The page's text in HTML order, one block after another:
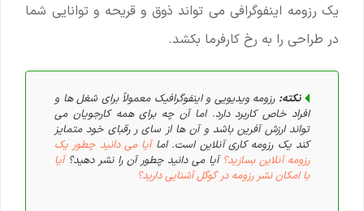
یک رزومه اینفوگرافی می تواند ذوق و قریحه و توانایی شما
در طراحی را به رخ کارفرما بکشد.
نکته: رزومه ویدیویی و اینفوگرافیک معمولاً برای شغل ها و
افراد خاص کاربرد دارد. اما آن چه برای همه کارجویان می
تواند ارزش آفرین باشد و آن ها از سای ر رقبای خود متمایز
کند یک رزومه کاری آنلاین است. اماآیا می دانید چطور یک
رزومه آنلاین بسازید؟ آیا می دانید چطور آن را نشر دهید؟ آیا
با امکان نشر رزومه در گوگل آشنایی دارید؟